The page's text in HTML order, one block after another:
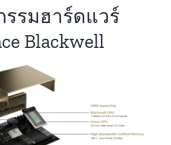
รมฮาร์ดแวร์
Blackwell